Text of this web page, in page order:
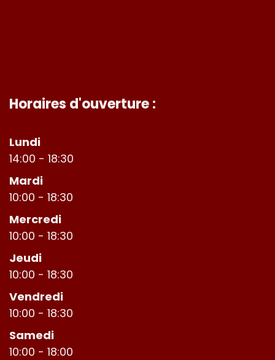
Horaires d'ouverture :
Lundi
14:00 - 18:30
Mardi
10:00 - 18:30
Mercredi
10:00 - 18:30
Jeudi
10:00 - 18:30
Vendredi
10:00 - 18:30
Samedi
10:00 - 18:00